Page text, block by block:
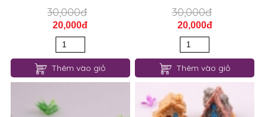
30,000đ
20,000đ
Thêm vào giỏ
30,000đ
20,000đ
Thêm vào giỏ